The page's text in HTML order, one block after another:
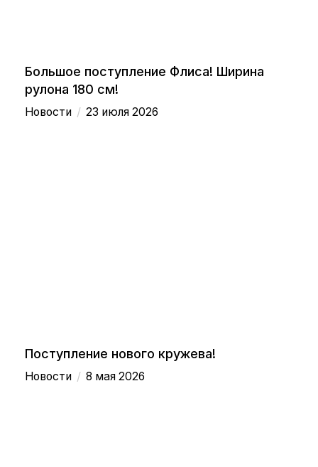
Большое поступление Флиса! Ширина
рулона 180 см!
Новости / 23 июля 2026
Поступление нового кружева!
Новости / 8 мая 2026